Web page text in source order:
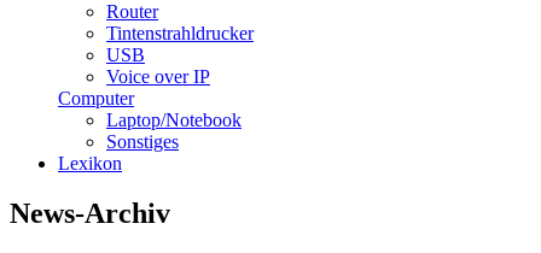
Router
Tintenstrahldrucker
USB
Voice over IP
Computer
Laptop/Notebook
Sonstiges
Lexikon
News-Archiv